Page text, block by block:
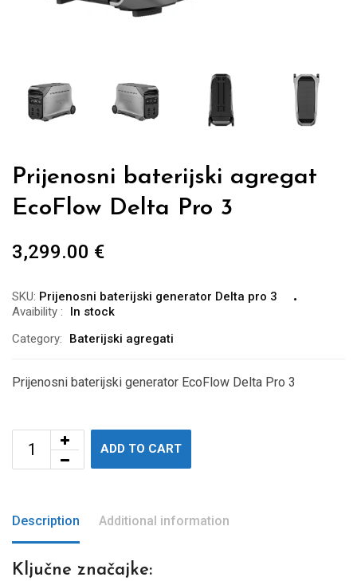
Prijenosni baterijski agregat
EcoFlow Delta Pro 3
3,299.00 €
SKU: Prijenosni baterijski generator Delta pro 3
Avaibility :
In stock
Category:
Baterijski agregati
Prijenosni baterijski generator EcoFlow Delta Pro 3
ADD TO CART
Description Additional information
Ključne značajke: